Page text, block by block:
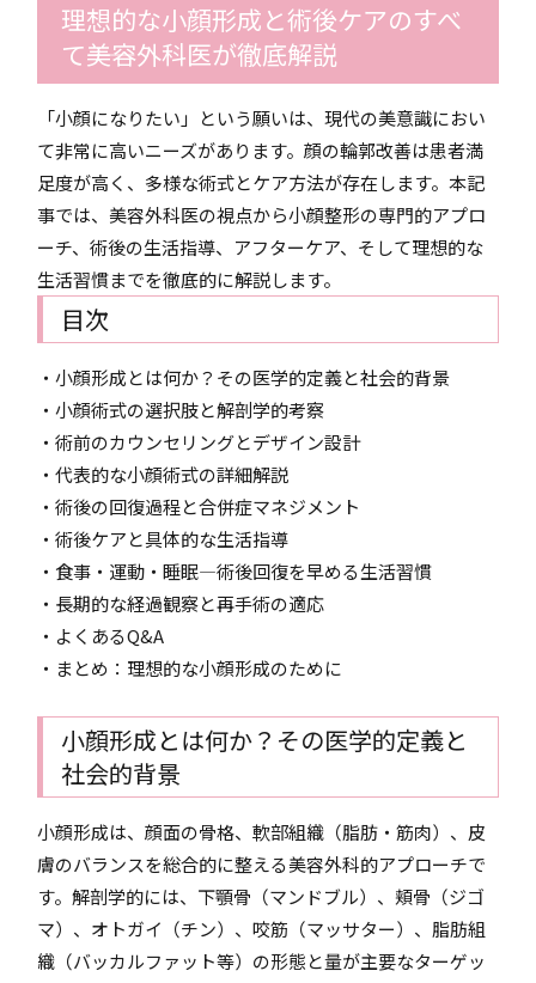
理想的な小顔形成と術後ケアのすべ
て――美容外科医が徹底解説
「小顔になりたい」という願いは、現代の美意識におい
て非常に高いニーズがあります。顔の輪郭改善は患者満
足度が高く、多様な術式とケア方法が存在します。本記
事では、美容外科医の視点から小顔整形の専門的アプロ
ーチ、術後の生活指導、アフターケア、そして理想的な
生活習慣までを徹底的に解説します。
目次
・小顔形成とは何か？その医学的定義と社会的背景
・小顔術式の選択肢と解剖学的考察
・術前のカウンセリングとデザイン設計
・代表的な小顔術式の詳細解説
・術後の回復過程と合併症マネジメント
・術後ケアと具体的な生活指導
・食事・運動・睡眠―術後回復を早める生活習慣
・長期的な経過観察と再手術の適応
・よくあるQ&A
・まとめ：理想的な小顔形成のために
小顔形成とは何か？その医学的定義と
社会的背景
小顔形成は、顔面の骨格、軟部組織（脂肪・筋肉）、皮
膚のバランスを総合的に整える美容外科的アプローチで
す。解剖学的には、下顎骨（マンドブル）、頬骨（ジゴ
マ）、オトガイ（チン）、咬筋（マッサター）、脂肪組
織（バッカルファット等）の形態と量が主要なターゲッ